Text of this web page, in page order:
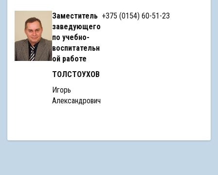
Заместитель
заведующего
по учебно-
воспитательн
ой работе
ТОЛСТОУХОВ
Игорь
Александрович
+375 (0154) 60-51-23